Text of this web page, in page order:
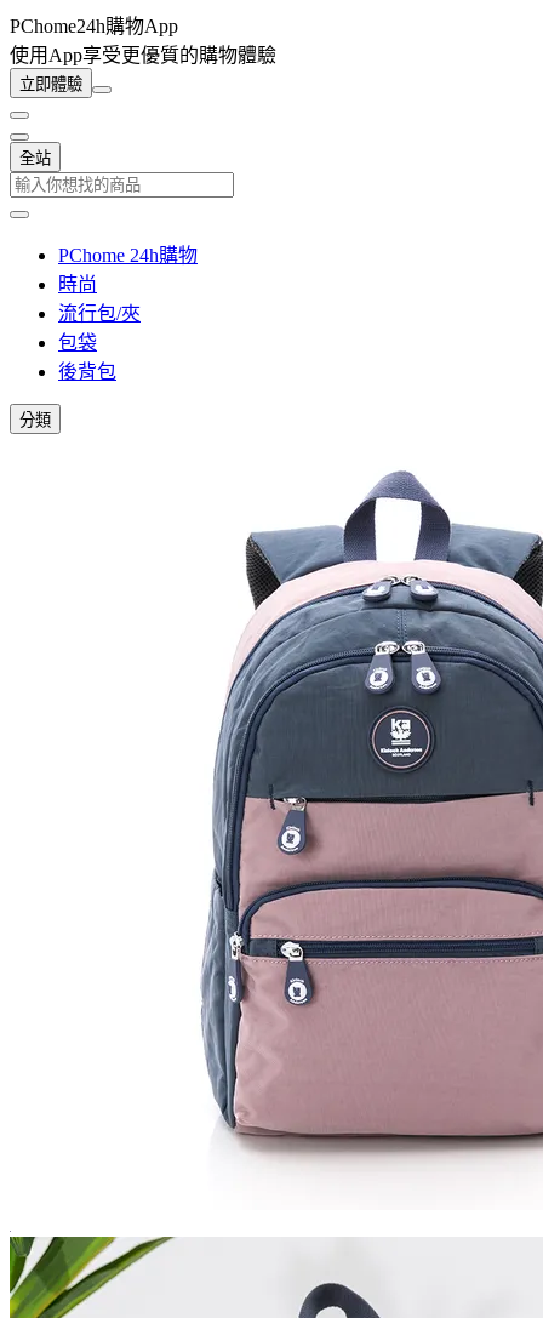
PChome24h購物App
使用App享受更優質的購物體驗
立即體驗
全站
PChome 24h購物
時尚
流行包/夾
包袋
後背包
分類